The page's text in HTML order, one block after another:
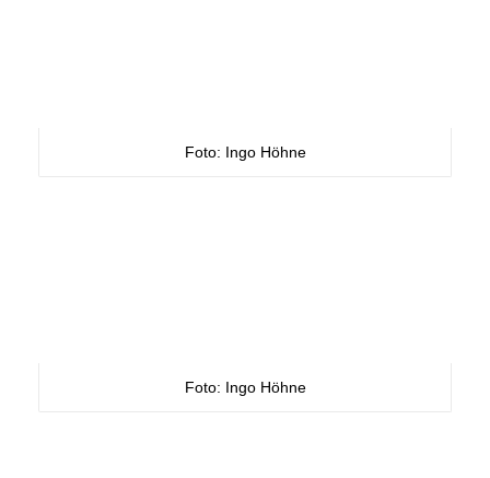
Foto: Ingo Höhne
Foto: Ingo Höhne